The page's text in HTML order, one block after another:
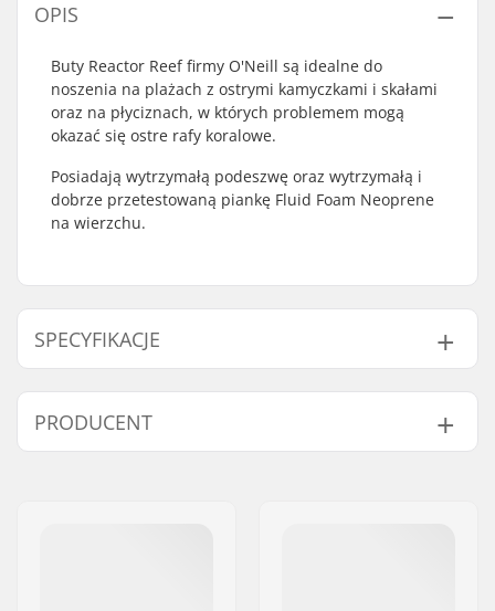
OPIS
Buty Reactor Reef firmy O'Neill są idealne do
noszenia na plażach z ostrymi kamyczkami i skałami
oraz na płyciznach, w których problemem mogą
okazać się ostre rafy koralowe.
Posiadają wytrzymałą podeszwę oraz wytrzymałą i
dobrze przetestowaną piankę Fluid Foam Neoprene
na wierzchu.
SPECYFIKACJE
Grubość:
2mm
Temperatura wody:
PRODUCENT